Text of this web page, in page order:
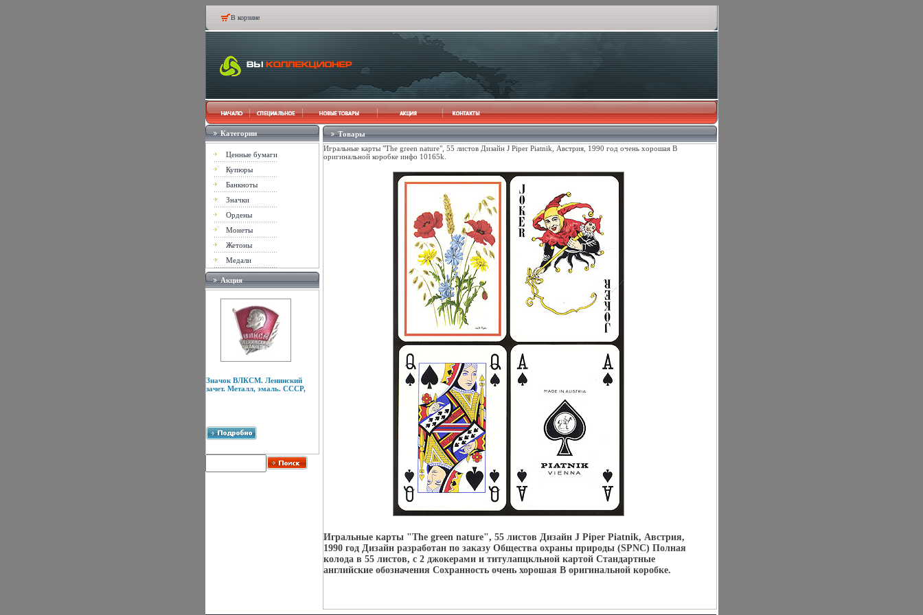
В корзине
Категории
Ценные бумаги
Купюры
Банкноты
Значки
Ордены
Монеты
Жетоны
Медали
Акция
Значок ВЛКСМ. Ленинский
зачет. Металл, эмаль. СССР,
Товары
Игральные карты "The green nature", 55 листов Дизайн J Piper Piatnik, Австрия, 1990 год очень хорошая В
оригинальной коробке инфо 10165k.
Игральные карты "The green nature", 55 листов Дизайн J Piper Piatnik, Австрия,
1990 год Дизайн разработан по заказу Общества охраны природы (SPNC) Полная
колода в 55 листов, с 2 джокерами и титулапцкльной картой Стандартные
английские обозначения Сохранность очень хорошая В оригинальной коробке.